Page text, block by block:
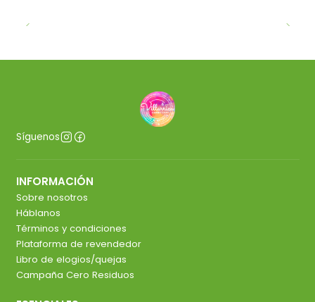
Síguenos
INFORMACIÓN
Sobre nosotros
Háblanos
Términos y condiciones
Plataforma de revendedor
Libro de elogios/quejas
Campaña Cero Residuos